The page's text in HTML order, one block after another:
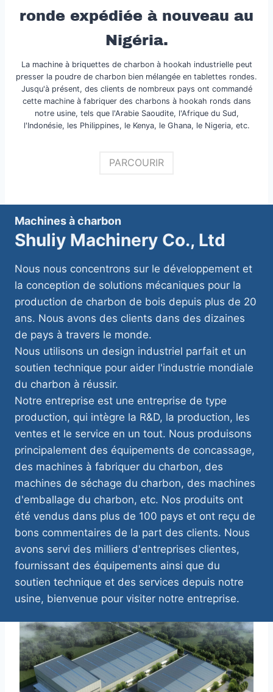
ronde expédiée à nouveau au
Nigéria.
La machine à briquettes de charbon à hookah industrielle peut
presser la poudre de charbon bien mélangée en tablettes rondes.
Jusqu'à présent, des clients de nombreux pays ont commandé
cette machine à fabriquer des charbons à hookah ronds dans
notre usine, tels que l'Arabie Saoudite, l'Afrique du Sud,
l'Indonésie, les Philippines, le Kenya, le Ghana, le Nigeria, etc.
PARCOURIR
Machines à charbon
Shuliy Machinery Co., Ltd
Nous nous concentrons sur le développement et
la conception de solutions mécaniques pour la
production de charbon de bois depuis plus de 20
ans. Nous avons des clients dans des dizaines
de pays à travers le monde.
Nous utilisons un design industriel parfait et un
soutien technique pour aider l'industrie mondiale
du charbon à réussir.
Notre entreprise est une entreprise de type
production, qui intègre la R&D, la production, les
ventes et le service en un tout. Nous produisons
principalement des équipements de concassage,
des machines à fabriquer du charbon, des
machines de séchage du charbon, des machines
d'emballage du charbon, etc. Nos produits ont
été vendus dans plus de 100 pays et ont reçu de
bons commentaires de la part des clients. Nous
avons servi des milliers d'entreprises clientes,
fournissant des équipements ainsi que du
soutien technique et des services depuis notre
usine, bienvenue pour visiter notre entreprise.